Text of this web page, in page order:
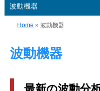
波動機器
Home » 波動機器
波動機器